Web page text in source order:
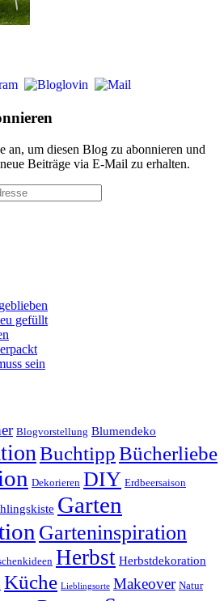
an, um diesen Blog zu abonnieren und
Beiträge via E-Mail zu erhalten.
gefüllt
sein
Blogvorstellung Blumendeko
BuchtippBücherliebe
Dekorieren DIY Erdbeersaison
Garten
Garteninspiration
Herbst Herbstdekoration
Küche Lieblingsorte Makeover Natur